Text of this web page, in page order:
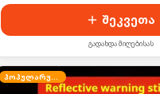
შეკვეთა
გადახდა მიღებისას
პოპულარული